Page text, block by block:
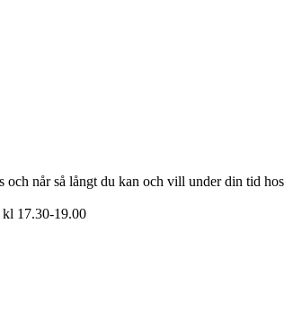
når så långt du kan och vill under din tid hos
kl 17.30-19.00